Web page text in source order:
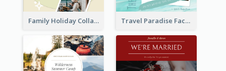
Family Holiday Collage Facebook Post Travel Paradise Facebook Post